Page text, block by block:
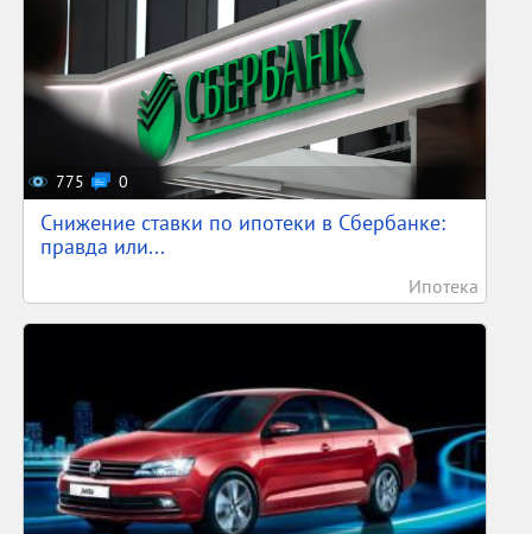
775 0
Снижение ставки по ипотеки в Сбербанке:
правда или...
Ипотека